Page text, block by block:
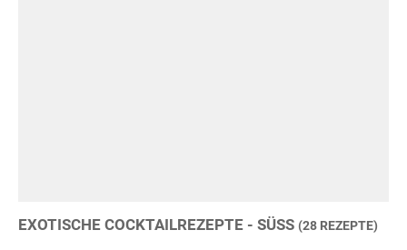
EXOTISCHE COCKTAILREZEPTE - SÜSS (28 REZEPTE)